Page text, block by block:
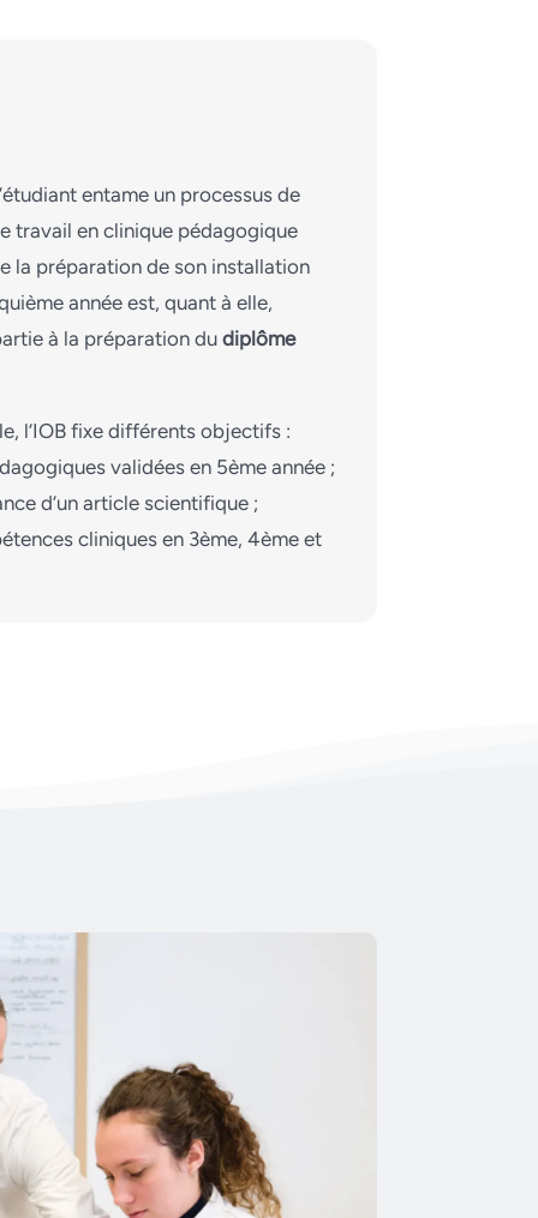
entame un processus de
travail en clinique pédagogique
la préparation de son installation
année est, quant à elle,
à la préparation du diplôme
l’IOB fixe différents objectifs :
validées en 5ème année ;
d’un article scientifique ;
cliniques en 3ème, 4ème et